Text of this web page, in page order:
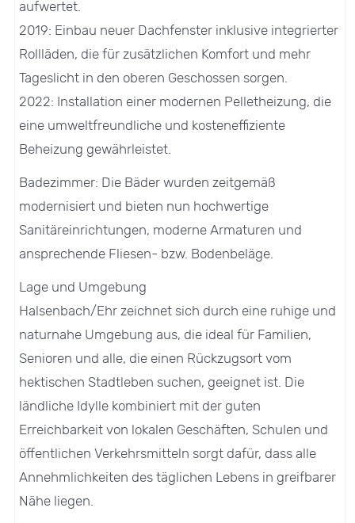
aufwertet.
2019: Einbau neuer Dachfenster inklusive integrierter
Rollläden, die für zusätzlichen Komfort und mehr
Tageslicht in den oberen Geschossen sorgen.
2022: Installation einer modernen Pelletheizung, die
eine umweltfreundliche und kosteneffiziente
Beheizung gewährleistet.
Badezimmer: Die Bäder wurden zeitgemäß
modernisiert und bieten nun hochwertige
Sanitäreinrichtungen, moderne Armaturen und
ansprechende Fliesen- bzw. Bodenbeläge.
Lage und Umgebung
Halsenbach/Ehr zeichnet sich durch eine ruhige und
naturnahe Umgebung aus, die ideal für Familien,
Senioren und alle, die einen Rückzugsort vom
hektischen Stadtleben suchen, geeignet ist. Die
ländliche Idylle kombiniert mit der guten
Erreichbarkeit von lokalen Geschäften, Schulen und
öffentlichen Verkehrsmitteln sorgt dafür, dass alle
Annehmlichkeiten des täglichen Lebens in greifbarer
Nähe liegen.